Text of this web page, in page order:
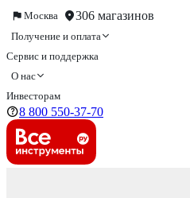
Москва 306 магазинов
Получение и оплата
Сервис и поддержка
О нас
Инвесторам
8 800 550-37-70